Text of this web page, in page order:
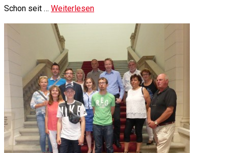
Schon seit … Weiterlesen